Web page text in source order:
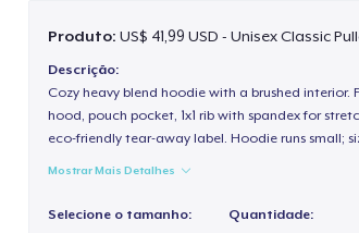
Produto: US$ 41,99 USD - Unisex Classic
Descrição:
Cozy heavy blend hoodie with a brushed interior.
hood, pouch pocket, 1x1 rib with spandex for
eco-friendly tear-away label. Hoodie runs small;
Mostrar Mais Detalhes
Selecione o tamanho: Quantidade: